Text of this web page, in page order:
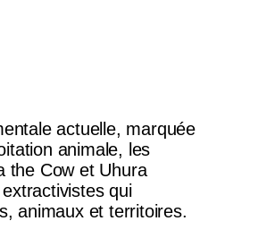
actuelle, marquée
animale, les
the Cow et Uhura
qui
animaux et territoires.